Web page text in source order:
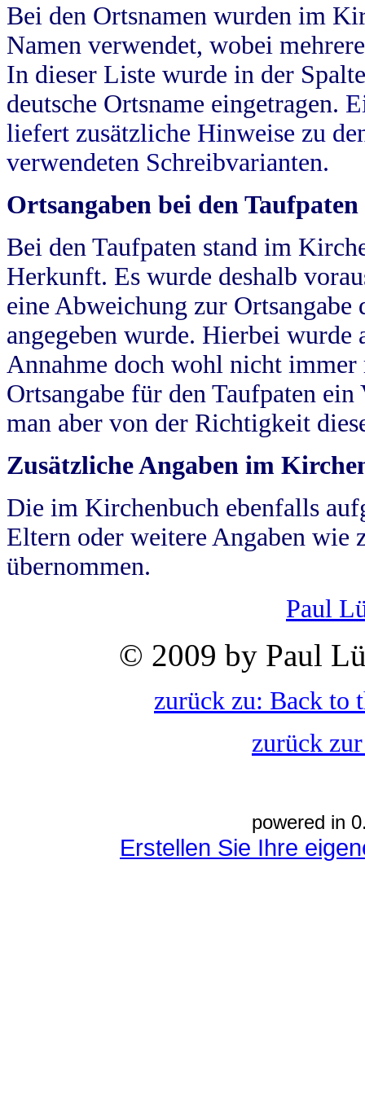
Bei den Ortsnamen wurden im
Namen verwendet, wobei
In dieser Liste wurde in der
deutsche Ortsname eingetragen.
liefert zusätzliche Hinweise zu
verwendeten Schreibvarianten.
Ortsangaben bei den Taufpaten
Bei den Taufpaten stand im
Herkunft. Es wurde deshalb
eine Abweichung zur
angegeben wurde. Hierbei wurde
Annahme doch wohl nicht
Ortsangabe für den Taufpaten
man aber von der Richtigkeit
Zusätzliche Angaben im
Die im Kirchenbuch ebenfalls
Eltern oder weitere Angaben wie
übernommen.
Paul
© 2009 by Paul
zurück zu: Back to
zurück
powered in
Erstellen Sie Ihre